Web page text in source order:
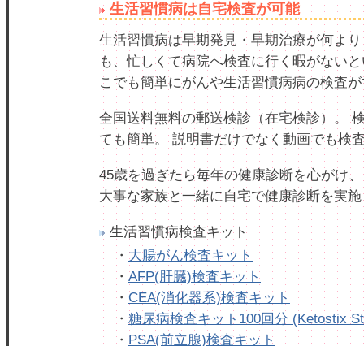
生活習慣病は自宅検査が可能
生活習慣病は早期発見・早期治療が何よ
も、忙しくて病院へ検査に行く暇がない
こでも簡単にがんや生活習慣病病の検査
全国送料無料の郵送検診（在宅検診）。
ても簡単。 説明書だけでなく動画でも検
45歳を過ぎたら毎年の健康診断を心がけ、
大事な家族と一緒に自宅で健康診断を実
生活習慣病検査キット
・ 大腸がん検査キット
・ AFP(肝臓)検査キット
・ CEA(消化器系)検査キット
・ 糖尿病検査キット100回分 (Ketostix
・ PSA(前立腺)検査キット